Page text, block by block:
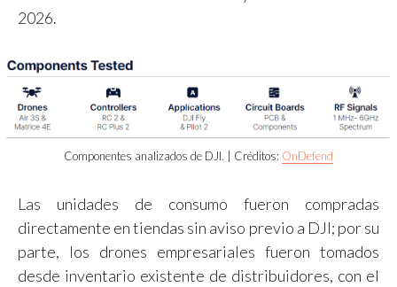
2026.
Componentes analizados de DJI. | Créditos: OnDefend
Las unidades de consumo fueron compradas
directamente en tiendas sin aviso previo a DJI; por su
parte, los drones empresariales fueron tomados
desde inventario existente de distribuidores, con el